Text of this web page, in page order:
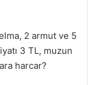
2 armut ve 5
3 TL, muzun
harcar?